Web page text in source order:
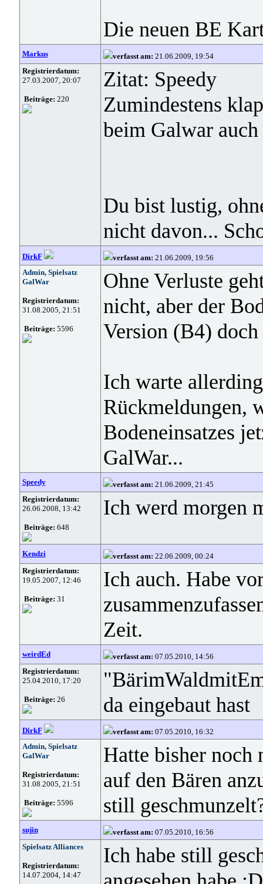
Die neuen BE
Markus verfasst am: 21.06.2009, 19:54
Registrierdatum:
27.03.2007, 20:07
Beiträge: 220
Zitat: Speedy
Zumindestens
beim Galwar
Du bist lustig,
nicht davon...
DirkF verfasst am: 21.06.2009, 19:56
Admin, Spielsatz
GalWar
Registrierdatum:
31.08.2005, 21:51
Beiträge: 5596
Ohne Verluste
nicht, aber der
Version (B4)
Ich warte
Rückmeldungen,
Bodeneinsatzes
GalWar...
Speedy verfasst am: 21.06.2009, 21:45
Registrierdatum:
26.06.2008, 13:42
Beiträge: 648
Ich werd morgen
Kendzi verfasst am: 22.06.2009, 00:24
Registrierdatum:
19.05.2007, 12:46
Beiträge: 31
Ich auch. Habe
Zeit.
weirdEd verfasst am: 07.05.2010, 14:56
Registrierdatum:
25.04.2010, 17:20
Beiträge: 26
da eingebaut hast
DirkF verfasst am: 07.05.2010, 16:32
Admin, Spielsatz
GalWar
Registrierdatum:
31.08.2005, 21:51
Beiträge: 5596
Hatte bisher noch
auf den Bären
still
sujin verfasst am: 07.05.2010, 16:56
Spielsatz Alliances
Registrierdatum:
14.07.2004, 14:47
Ich habe still